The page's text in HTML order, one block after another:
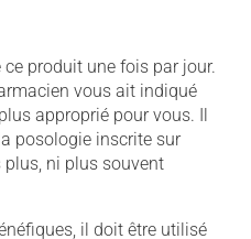
produit une fois par jour.
vous ait indiqué
approprié pour vous. Il
posologie inscrite sur
ni plus souvent
il doit être utilisé